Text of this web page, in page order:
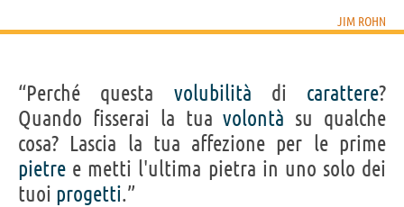
JIM ROHN
“Perché questa volubilità di carattere?
Quando fisserai la tuavolontà su qualche
cosa? Lascia la tua affezione per le prime
pietre e metti l'ultima pietra in uno solo dei
tuoi progetti.”